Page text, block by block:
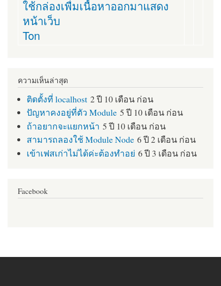
ใช้กล่องเพื่มเนื้อหาออกมาแสดง
หน้าเว็บ
Ton
ความเห็นล่าสุด
ติดตั้งที่ localhost 2 ปี 10 เดือน ก่อน
ปัญหาคงอยู่ที่ตัว Module 5 ปี 10 เดือน ก่อน
ถ้าอยากจะแยกหน้า 5 ปี 10 เดือน ก่อน
สามารถลองใช้ Module Node 6 ปี 2 เดือน ก่อน
เข้าเฟสเก่าไม่ได้ค่ะต้องทำอย่ 6 ปี 3 เดือน ก่อน
Facebook